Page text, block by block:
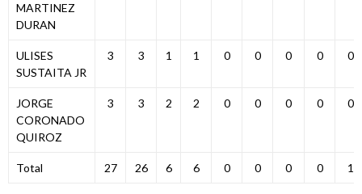
MARTINEZ
DURAN
ULISES
SUSTAITA JR
3 3 1 1 0 0 0 0 0
JORGE
CORONADO
QUIROZ
3 3 2 2 0 0 0 0 0
Total 27 26 6 6 0 0 0 0 1